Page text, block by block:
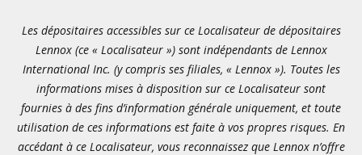
Les dépositaires accessibles sur ce Localisateur de dépositaires
Lennox (ce « Localisateur ») sont indépendants de Lennox
International Inc. (y compris ses filiales, « Lennox »). Toutes les
informations mises à disposition sur ce Localisateur sont
fournies à des fins d’information générale uniquement, et toute
utilisation de ces informations est faite à vos propres risques. En
accédant à ce Localisateur, vous reconnaissez que Lennox n’offre